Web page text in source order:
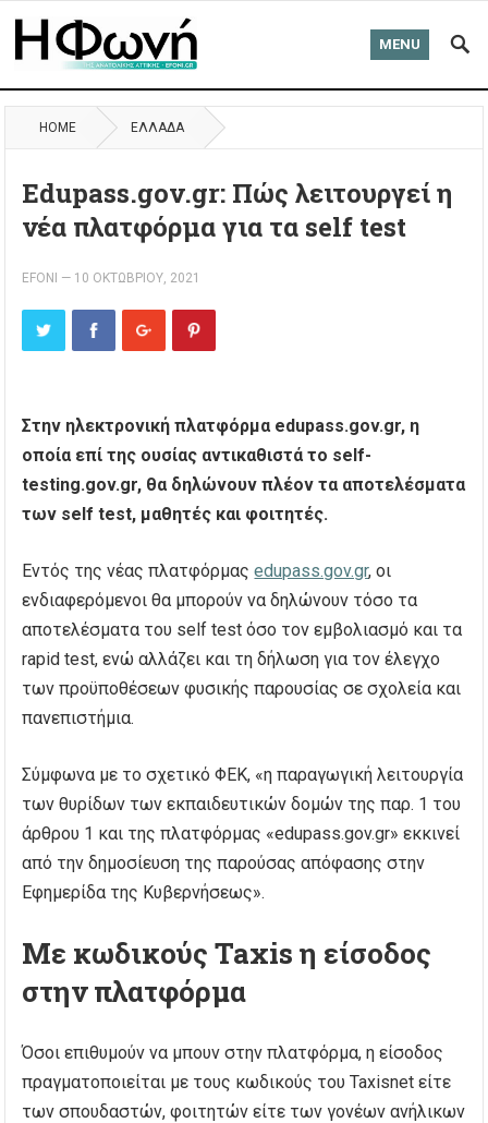
MENU
HOME ΈΛΛΑΔΑ
Edupass.gov.gr: Πώς λειτουργεί η
νέα πλατφόρμα για τα self test
EFONI — 10 ΟΚΤΩΒΡΊΟΥ, 2021
Στην ηλεκτρονική πλατφόρμα edupass.gov.gr, η
οποία επί της ουσίας αντικαθιστά το self-
testing.gov.gr, θα δηλώνουν πλέον τα αποτελέσματα
των self test, μαθητές και φοιτητές.
Εντός της νέας πλατφόρμαςedupass.gov.gr, οι
ενδιαφερόμενοι θα μπορούν να δηλώνουν τόσο τα
αποτελέσματα του self test όσο τον εμβολιασμό και τα
rapid test, ενώ αλλάζει και τη δήλωση για τον έλεγχο
των προϋποθέσεων φυσικής παρουσίας σε σχολεία και
πανεπιστήμια.
Σύμφωνα με το σχετικό ΦΕΚ, «η παραγωγική λειτουργία
των θυρίδων των εκπαιδευτικών δομών της παρ. 1 του
άρθρου 1 και της πλατφόρμας «edupass.gov.gr» εκκινεί
από την δημοσίευση της παρούσας απόφασης στην
Εφημερίδα της Κυβερνήσεως».
Με κωδικούς Taxis η είσοδος
στην πλατφόρμα
Όσοι επιθυμούν να μπουν στην πλατφόρμα, η είσοδος
πραγματοποιείται με τους κωδικούς του Taxisnet είτε
των σπουδαστών, φοιτητών είτε των γονέων ανήλικων